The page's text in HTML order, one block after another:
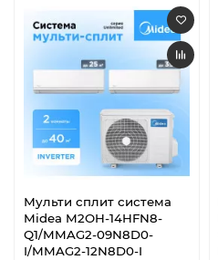
Мульти сплит система
Midea M2OH-14HFN8-
Q1/MMAG2-09N8D0-
I/MMAG2-12N8D0-I